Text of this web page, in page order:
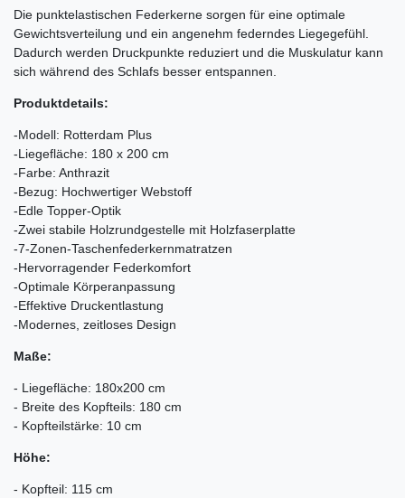
Die punktelastischen Federkerne sorgen für eine optimale
Gewichtsverteilung und ein angenehm federndes Liegegefühl.
Dadurch werden Druckpunkte reduziert und die Muskulatur kann
sich während des Schlafs besser entspannen.
Produktdetails:
-Modell: Rotterdam Plus
-Liegefläche: 180 x 200 cm
-Farbe: Anthrazit
-Bezug: Hochwertiger Webstoff
-Edle Topper-Optik
-Zwei stabile Holzrundgestelle mit Holzfaserplatte
-7-Zonen-Taschenfederkernmatratzen
-Hervorragender Federkomfort
-Optimale Körperanpassung
-Effektive Druckentlastung
-Modernes, zeitloses Design
Maße:
- Liegefläche: 180x200 cm
- Breite des Kopfteils: 180 cm
- Kopfteilstärke: 10 cm
Höhe:
- Kopfteil: 115 cm